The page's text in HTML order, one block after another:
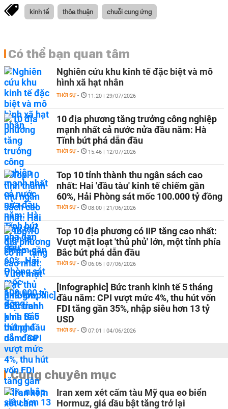
kinh tế thỏa thuận chuỗi cung ứng
Có thể bạn quan tâm
Nghiên cứu khu kinh tế đặc biệt và mô
hình xã hạt nhân
THỜI SỰ - 11:20 | 29/07/2026
10 địa phương tăng trưởng công nghiệp
mạnh nhất cả nước nửa đầu năm: Hà
Tĩnh bứt phá dẫn đầu
THỜI SỰ - 15:46 | 12/07/2026
Top 10 tỉnh thành thu ngân sách cao
nhất: Hai 'đầu tàu' kinh tế chiếm gần
60%, Hải Phòng sát mốc 100.000 tỷ đồng
THỜI SỰ - 08:00 | 21/06/2026
Top 10 địa phương có IIP tăng cao nhất:
Vượt mặt loạt 'thủ phủ' lớn, một tỉnh phía
Bắc bứt phá dẫn đầu
THỜI SỰ - 06:05 | 07/06/2026
[Infographic] Bức tranh kinh tế 5 tháng
đầu năm: CPI vượt mức 4%, thu hút vốn
FDI tăng gần 35%, nhập siêu hơn 13 tỷ
USD
THỜI SỰ - 07:01 | 04/06/2026
Cùng chuyên mục
Iran xem xét cấm tàu Mỹ qua eo biển
Hormuz, giá dầu bật tăng trở lại